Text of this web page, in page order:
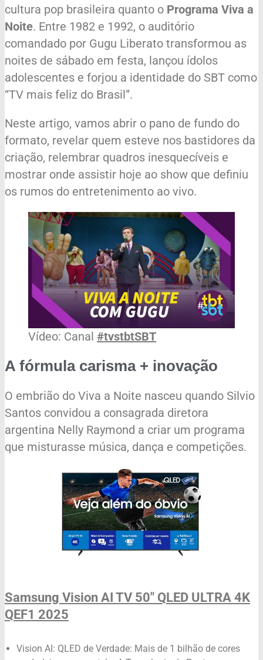
cultura pop brasileira quanto o Programa Viva a
Noite. Entre 1982 e 1992, o auditório
comandado por Gugu Liberato transformou as
noites de sábado em festa, lançou ídolos
adolescentes e forjou a identidade do SBT como
“TV mais feliz do Brasil”.
Neste artigo, vamos abrir o pano de fundo do
formato, revelar quem esteve nos bastidores da
criação, relembrar quadros inesquecíveis e
mostrar onde assistir hoje ao show que definiu
os rumos do entretenimento ao vivo.
Vídeo: Canal #tvstbtSBT
A fórmula carisma + inovação
O embrião do Viva a Noite nasceu quando Silvio
Santos convidou a consagrada diretora
argentina Nelly Raymond a criar um programa
que misturasse música, dança e competições.
Samsung Vision AI TV 50" QLED ULTRA 4K
QEF1 2025
Vision AI: QLED de Verdade: Mais de 1 bilhão de cores